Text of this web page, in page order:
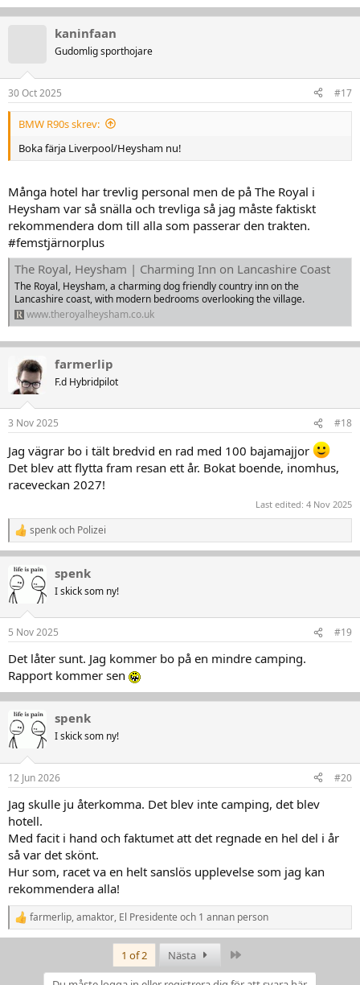
kaninfaan
Gudomlig sporthojare
30 Oct 2025 #17
BMW R90s skrev:
Boka färja Liverpool/Heysham nu!
Många hotel har trevlig personal men de på The Royal i
Heysham var så snälla och trevliga så jag måste faktiskt
rekommendera dom till alla som passerar den trakten.
#femstjärnorplus
The Royal, Heysham | Charming Inn on Lancashire Coast
The Royal, Heysham, a charming dog friendly country inn on the
Lancashire coast, with modern bedrooms overlooking the village.
www.theroyalheysham.co.uk
farmerlip
F.d Hybridpilot
3 Nov 2025 #18
Jag vägrar bo i tält bredvid en rad med 100 bajamajjor
Det blev att flytta fram resan ett år. Bokat boende, inomhus,
raceveckan 2027!
Last edited: 4 Nov 2025
R
e
a
k
t
i
e
:
spenkoch Polizei
spenk
I skick som ny!
5 Nov 2025 #19
Det låter sunt. Jag kommer bo på en mindre camping.
Rapport kommer sen
spenk
I skick som ny!
12 Jun 2026 #20
Jag skulle ju återkomma. Det blev inte camping, det blev
hotell.
Med facit i hand och faktumet att det regnade en hel del i år
så var det skönt.
Hur som, racet va en helt sanslös upplevelse som jag kan
rekommendera alla!
R
e
farmerlip,amaktor, El Presidente och 1 annan person
1 of 2 Nästa